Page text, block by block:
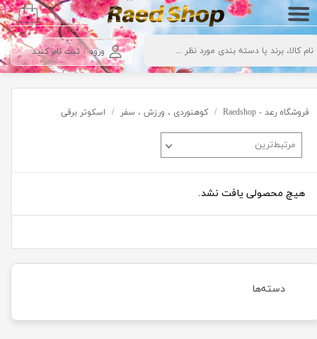
ورود / ثبت نام کنید
حساب کاربری من
تغییر گذر واژه
سفارشات
۰
دسته‌ها
فروشگاه رعد - Raedshop کوهنوردی ، ورزش ، سفر اسکوتر برقی
مرتبط‌ترین
هیچ محصولی یافت نشد.